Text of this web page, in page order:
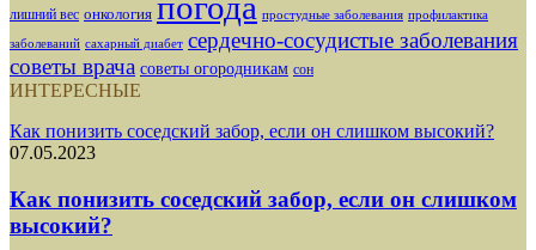
лишний вес онкология простудные заболевания профилактика
заболеваний сахарный диабет сердечно-сосудистые заболевания
советы врача советы огородникам сон
ИНТЕРЕСНЫЕ
Как понизить соседский забор, если он слишком высокий?
07.05.2023
Как понизить соседский забор, если он слишком
высокий?